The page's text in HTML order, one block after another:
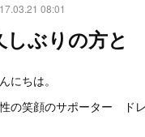
08:01
しぶりの方と
にちは。
の笑顔のサポーター ド